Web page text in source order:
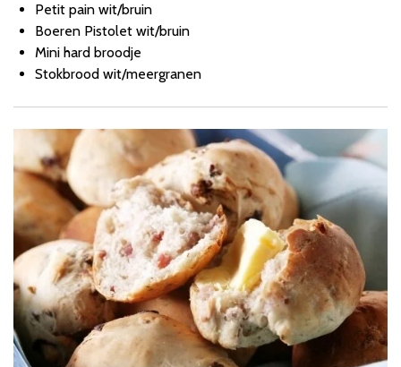
Petit pain wit/bruin
Boeren Pistolet wit/bruin
Mini hard broodje
Stokbrood wit/meergranen